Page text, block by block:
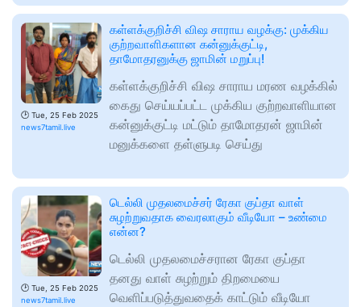
🕑 Tue, 25 Feb 2025
news7tamil.live
கள்ளக்குறிச்சி விஷ சாராய வழக்கு: முக்கிய
குற்றவாளிகளான கன்னுக்குட்டி,
தாமோதரனுக்கு ஜாமின் மறுப்பு!
கள்ளக்குறிச்சி விஷ சாராய மரண வழக்கில்
கைது செய்யப்பட்ட முக்கிய குற்றவாளியான
கன்னுக்குட்டி மட்டும் தாமோதரன் ஜாமின்
மனுக்களை தள்ளுபடி செய்து
🕑 Tue, 25 Feb 2025
news7tamil.live
டெல்லி முதலமைச்சர் ரேகா குப்தா வாள்
சுழற்றுவதாக வைரலாகும் வீடியோ – உண்மை
என்ன?
டெல்லி முதலமைச்சரான ரேகா குப்தா
தனது வாள் சுழற்றும் திறமையை
வெளிப்படுத்துவதைக் காட்டும் வீடியோ